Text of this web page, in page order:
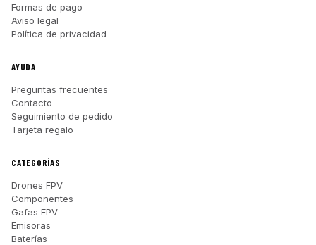
Formas de pago
Aviso legal
Política de privacidad
AYUDA
Preguntas frecuentes
Contacto
Seguimiento de pedido
Tarjeta regalo
CATEGORÍAS
Drones FPV
Componentes
Gafas FPV
Emisoras
Baterías